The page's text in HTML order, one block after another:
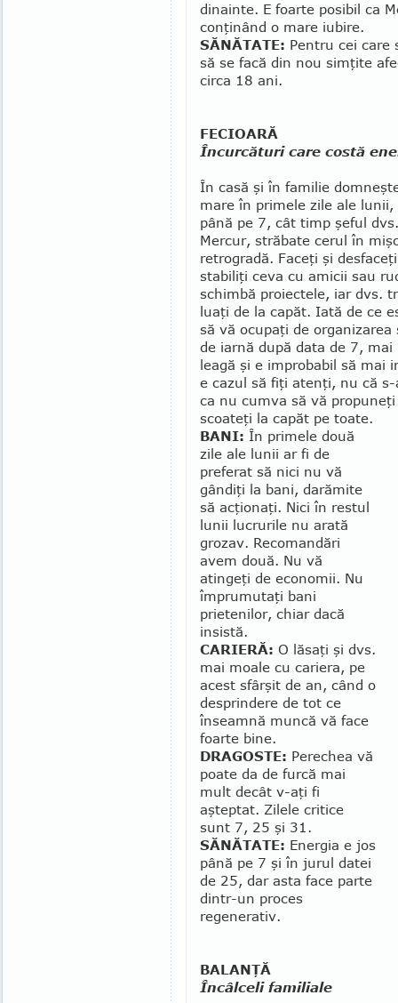
dinainte. E foarte posibil ca
conţinând o mare iubire.
SĂNĂTATE: Pentru cei
să se facă din nou simţite
circa 18 ani.
FECIOARĂ
Încurcături care costă
În casă şi în familie
mare în primele zile ale lunii,
până pe 7, cât timp şeful
Mercur, străbate cerul în
retrogradă. Faceţi şi
stabiliţi ceva cu amicii sau
schimbă proiectele, iar dvs.
luaţi de la capăt. Iată de ce
să vă ocupaţi de orga­ni­zarea
de iarnă după data de 7,
leagă şi e improbabil să mai
e cazul să fiţi atenţi, nu că
ca nu cumva să vă
scoateţi la capăt pe toa­te.
BANI: În primele două
zile ale lunii ar fi de
preferat să nici nu vă
gândiţi la bani, darămite
să acţionaţi. Nici în restul
lunii lu­cru­rile nu arată
grozav. Re­co­man­dări
avem două. Nu vă
atingeţi de economii. Nu
împrumutaţi bani
prietenilor, chiar dacă
insistă.
CARIERĂ: O lăsaţi şi dvs.
mai moale cu cariera, pe
acest sfârşit de an, când o
des­prin­dere de tot ce
înseamnă muncă vă face
foarte bine.
DRAGOSTE: Perechea vă
poate da de furcă mai
mult decât v-aţi fi
aşteptat. Zilele critice
sunt 7, 25 şi 31.
SĂNĂTATE: Energia e jos
până pe 7 şi în jurul datei
de 25, dar asta face parte
dintr-un proces
regenerativ.
BALANŢĂ
Încâlceli familiale